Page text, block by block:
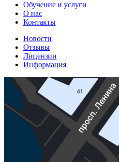
Обучение и услуги
О нас
Контакты
Новости
Отзывы
Лицензии
Информация